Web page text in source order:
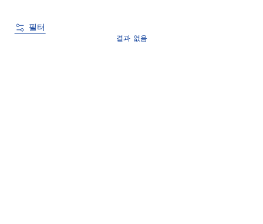
필터
결과 없음